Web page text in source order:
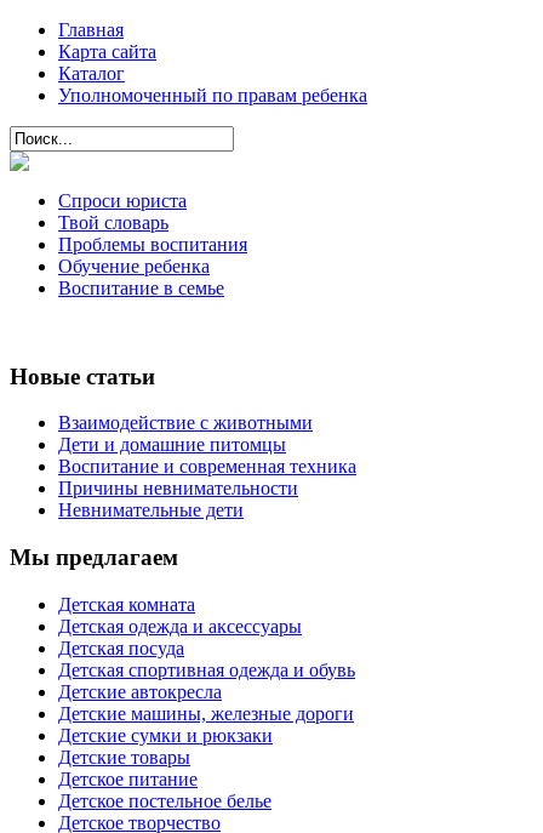
Главная
Карта сайта
Каталог
Уполномоченный по правам ребенка
Спроси юриста
Твой словарь
Проблемы воспитания
Обучение ребенка
Воспитание в семье
Новые статьи
Взаимодействие с животными
Дети и домашние питомцы
Воспитание и современная техника
Причины невнимательности
Невнимательные дети
Мы предлагаем
Детская комната
Детская одежда и аксессуары
Детская посуда
Детская спортивная одежда и обувь
Детские автокресла
Детские машины, железные дороги
Детские сумки и рюкзаки
Детские товары
Детское питание
Детское постельное белье
Детское творчество